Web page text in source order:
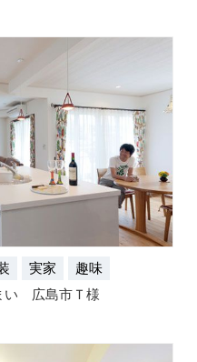
実家
趣味
い 広島市Ｔ様